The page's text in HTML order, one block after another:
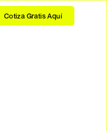
Cotiza Gratis Aquí